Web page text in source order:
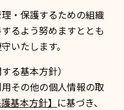
・保護するための組織
るよう努めますととも
いたします。
る基本方針）
その他の個人情報の取
基本方針】 に基づき、